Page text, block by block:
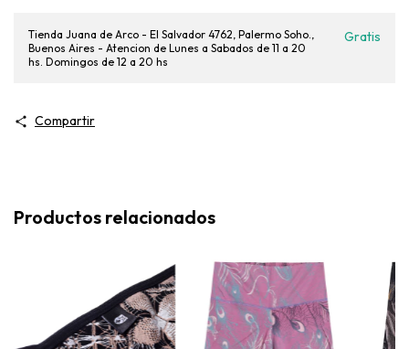
Tienda Juana de Arco - El Salvador 4762, Palermo Soho.,
Buenos Aires - Atencion de Lunes a Sabados de 11 a 20
hs. Domingos de 12 a 20 hs
Gratis
Compartir
Productos relacionados